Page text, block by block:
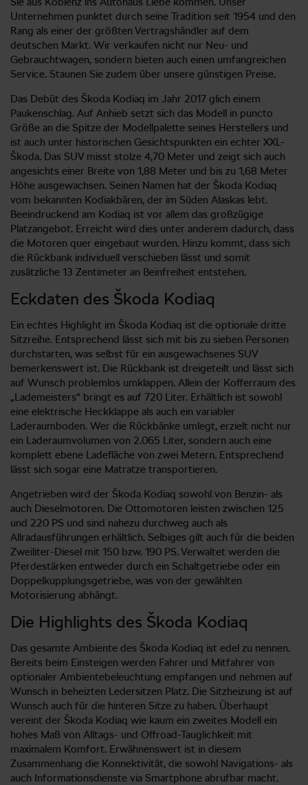
Unternehmen punktet durch seine Tradition seit 1954 und den
Rang als einer der größten Vertragshändler auf dem
deutschen Markt. Wir verkaufen nicht nur Neu- und
Gebrauchtwagen, sondern bieten auch einen umfangreichen
Service. Staunen Sie zudem über unsere günstigen Preise.
Das Debüt des Škoda Kodiaq im Jahr 2017 glich einem
Paukenschlag. Auf Anhieb setzt sich das Modell in puncto
Größe an die Spitze der Modellpalette seines Herstellers und
ist auch unter historischen Gesichtspunkten ein echter XXL-
Škoda. Das SUV misst stolze 4,70 Meter und zeigt sich auch
angesichts einer Breite von 1,88 Meter und bis zu 1,68 Meter
Höhe ausgewachsen. Seinen Namen hat der Škoda Kodiaq
vom bekannten Kodiakbären, der im Süden Alaskas lebt.
Beeindruckend am Kodiaq ist vor allem das großzügige
Platzangebot. Erreicht wird dies unter anderem dadurch, dass
die Motoren quer eingebaut wurden. Hinzu kommt, dass sich
die Rückbank individuell verschieben lässt und somit
zusätzliche 13 Zentimeter an Beinfreiheit entstehen.
Eckdaten des Škoda Kodiaq
Ein echtes Highlight im Škoda Kodiaq ist die optionale dritte
Sitzreihe. Entsprechend lässt sich mit bis zu sieben Personen
durchstarten, was selbst für ein ausgewachsenes SUV
bemerkenswert ist. Die Rückbank ist dreigeteilt und lässt sich
auf Wunsch problemlos umklappen. Allein der Kofferraum des
„Lademeisters“ bringt es auf 720 Liter. Erhältlich ist sowohl
eine elektrische Heckklappe als auch ein variabler
Laderaumboden. Wer die Rückbänke umlegt, erzielt nicht nur
ein Laderaumvolumen von 2.065 Liter, sondern auch eine
komplett ebene Ladefläche von zwei Metern. Entsprechend
lässt sich sogar eine Matratze transportieren.
Angetrieben wird der Škoda Kodiaq sowohl von Benzin- als
auch Dieselmotoren. Die Ottomotoren leisten zwischen 125
und 220 PS und sind nahezu durchweg auch als
Allradausführungen erhältlich. Selbiges gilt auch für die beiden
Zweiliter-Diesel mit 150 bzw. 190 PS. Verwaltet werden die
Pferdestärken entweder durch ein Schaltgetriebe oder ein
Doppelkupplungsgetriebe, was von der gewählten
Motorisierung abhängt.
Die Highlights des Škoda Kodiaq
Das gesamte Ambiente des Škoda Kodiaq ist edel zu nennen.
Bereits beim Einsteigen werden Fahrer und Mitfahrer von
optionaler Ambientebeleuchtung empfangen und nehmen auf
Wunsch in beheizten Ledersitzen Platz. Die Sitzheizung ist auf
Wunsch auch für die hinteren Sitze zu haben. Überhaupt
vereint der Škoda Kodiaq wie kaum ein zweites Modell ein
hohes Maß von Alltags- und Offroad-Tauglichkeit mit
maximalem Komfort. Erwähnenswert ist in diesem
Zusammenhang die Konnektivität, die sowohl Navigations- als
auch Informationsdienste via Smartphone abrufbar macht.